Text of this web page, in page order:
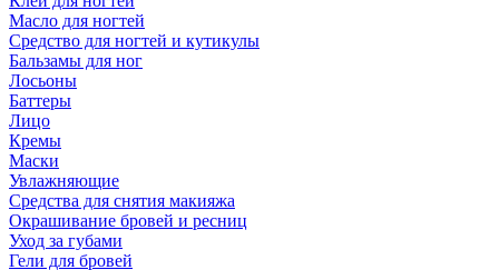
Масло для ногтей
Средство для ногтей и кутикулы
Бальзамы для ног
Лосьоны
Баттеры
Лицо
Кремы
Маски
Увлажняющие
Средства для снятия макияжа
Окрашивание бровей и ресниц
Уход за губами
Гели для бровей